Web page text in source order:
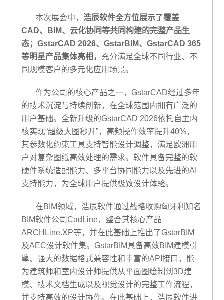
本次展会中，浩辰软件全方位展示了覆盖
CAD、BIM、云化协同等共同构建的完整产品生
态；GstarCAD 2026、GstarBIM、GstarCAD 365
等明星产品集体亮相， 充分满足全球不同行业、不
同规模客户的多元化应用场景。
作为公司的核心产品之一，GstarCAD经过多年
的技术沉淀与持续创新，在全球范围内拥有广泛的
用户基础。全新升级的GstarCAD 2026依托自主内
核实现“超级大图秒开”， 高频操作效率提升40%，
其参数化约束工具支持智能设计调整，满足欧洲用
户对复杂图纸高效处理的需求。软件具备完整的软
硬件系统适配能力、多平台协同能力以及先进的AI
支持能力，为全球用户提供极致设计体验。
在BIM领域，浩辰软件通过战略收购匈牙利知名
BIM软件公司CadLine，整合其核心产品
ARCHLine.XP等，并在此基础上推出了GstarBIM
及AEC设计软件集。GstarBIM具备高效BIM建模引
擎、强大的数据格式兼容性和丰富的API接口 ，能
为建筑师和室内设计师提供从平面图绘制到3D建
模、技术文档生成以及视觉设计的完整工作流程，
并支持高效的设计协作。在此基础上，浩辰软件进